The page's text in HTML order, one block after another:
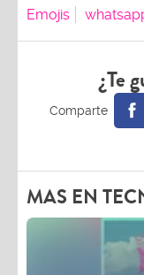
Emojis
¿Te
MAS EN